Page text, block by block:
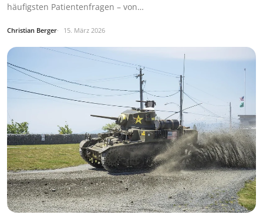
häufigsten Patientenfragen – von…
Christian Berger 15. März 2026